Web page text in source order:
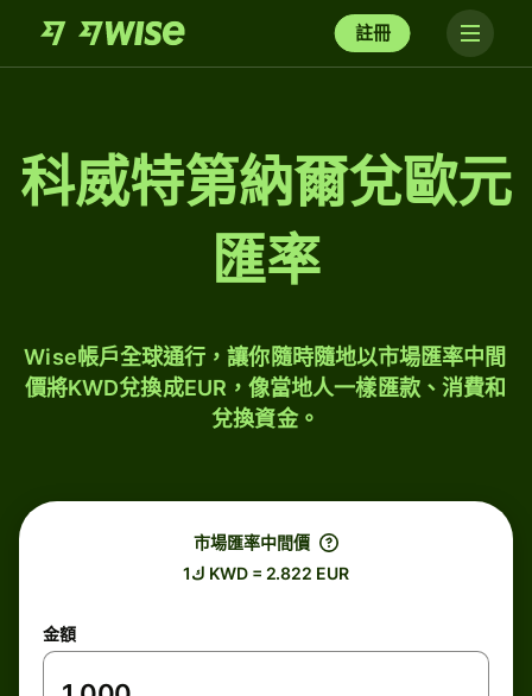
註冊
科威特第納爾兌歐元
匯率
Wise帳戶全球通行，讓你隨時隨地以市場匯率中間
價將KWD兌換成EUR，像當地人一樣匯款、消費和
兌換資金。
市場匯率中間價
ك1 KWD = 2.822 EUR
金額